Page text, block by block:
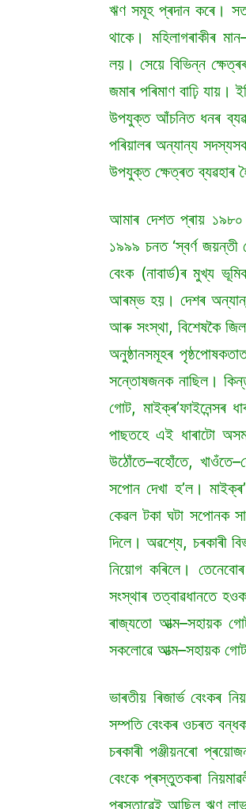
ঋণ সমূহ প্ৰদান কৰে।
থাকে। মহিলাগৰাকীৰ
লয়। সেয়ে বিভিন্ন
জমাৰ পৰিমাণ বাঢ়ি যায়।
উপযুক্ত আঁচনিত ধনৰ
পৰিয়ালৰ অন্যান্য
উপযুক্ত ক্ষেত্ৰত ব্যৱহাৰ
আমাৰ দেশত প্ৰায় ১৯৮০
১৯৯৯ চনত ‘স্বৰ্ণ জয়ন্তী
বেংক (নাবাৰ্ড)ৰ মুখ্য
আৰম্ভ হয়। দেশৰ
আৰু সংস্থা, বিশেষকৈ
অনুষ্ঠানসমূহৰ
সন্তোষজনক নাছিল।
গোট, মাইক্ৰ’ফাইনেন্সৰ
পাছতহে এই ধাৰাটো
উঠোঁতে–বহোঁতে,
সপোন দেখা হ’ল।
কেৱল টকা ঘটা সপোনক
দিলে। অৱশ্যে, চৰকাৰী
নিয়োগ কৰিলে।
সংস্থাৰ তত্বাৱধানতে
ৰাজ্যতো আত্ম–সহায়ক
সকলোৱে আত্ম–সহায়ক
ভাৰতীয় ৰিজাৰ্ভ বেংকৰ
সম্পতি বেংকৰ ওচৰত বন্ধক
চৰকাৰী পঞ্জীয়নৰো
বেংকে প্ৰস্তুতকৰা
প্ৰস্তাৱেই আছিল ঋণ